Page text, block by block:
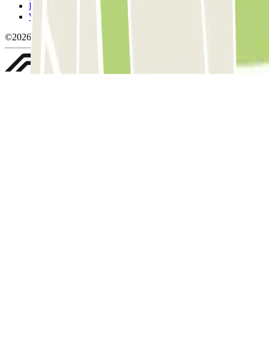
Politique de confidentialité
Whistleblowing
©2026 Parclick. Tous droits réservés